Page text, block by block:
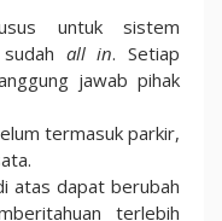
untuk sistem
all in. Setiap
jawab pihak
termasuk parkir,
atas dapat berubah
terlebih